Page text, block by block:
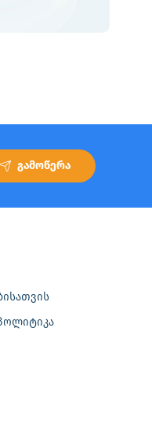
გამოწერა